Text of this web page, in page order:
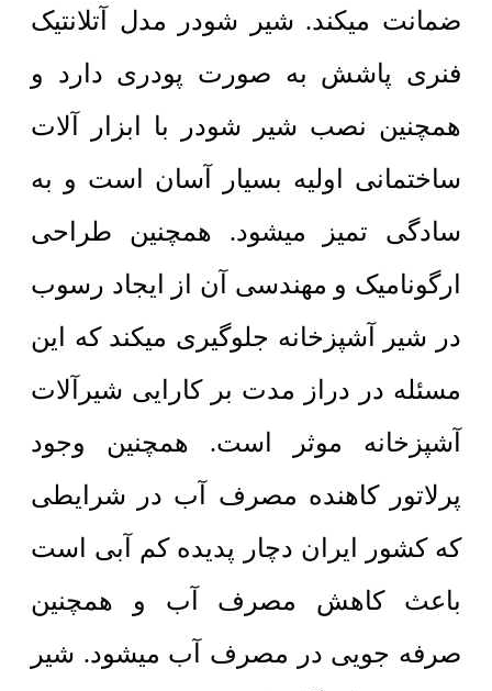
ضمانت میکند. شیر شودر مدل آتلانتیک
فنری پاشش به صورت پودری دارد و
همچنین نصب شیر شودر با ابزار آلات
ساختمانی اولیه بسیار
آسان است و به
سادگی تمیز میشود. همچنین طراحی
ارگونامیک و مهندسی آن از ایجاد رسوب
در شیر آشپزخانه جلوگیری میکند که این
مسئله در دراز مدت بر کارایی شیرآلات
آشپزخانه موثر است. همچنین وجود
پرلاتور کاهنده مصرف آب در شرایطی
که کشور ایران دچار پدیده کم آبی است
باعث کاهش مصرف آب و همچنین
صرفه جویی در مصرف آب میشود. شیر